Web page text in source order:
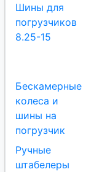
Шины для
погрузчиков
8.25-15
Бескамерные
колеса и
шины на
погрузчик
Ручные
штабелеры